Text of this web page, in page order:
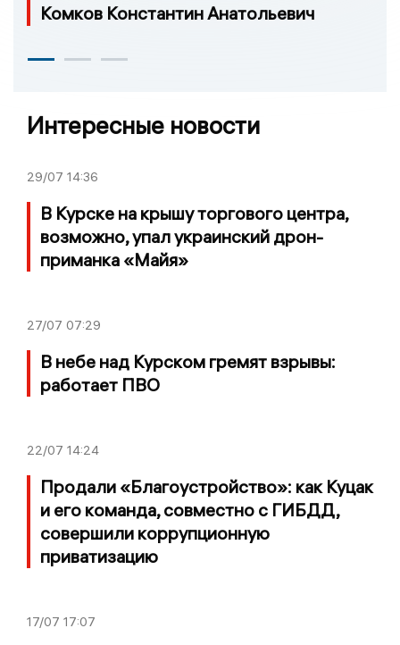
Комков Константин Анатольевич
Интересные новости
29/07 14:36
В Курске на крышу торгового центра,
возможно, упал украинский дрон-
приманка «Майя»
27/07 07:29
В небе над Курском гремят взрывы:
работает ПВО
22/07 14:24
Продали «Благоустройство»: как Куцак
и его команда, совместно с ГИБДД,
совершили коррупционную
приватизацию
17/07 17:07